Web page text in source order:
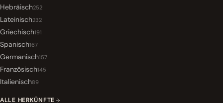
Hebräisch252
Lateinisch232
Griechisch191
Spanisch167
Germanisch157
Französisch145
Italienisch89
ALLE HERKÜNFTE